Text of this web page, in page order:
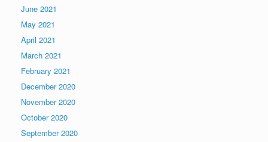
June 2021
May 2021
April 2021
March 2021
February 2021
December 2020
November 2020
October 2020
September 2020